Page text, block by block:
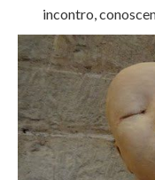
incontro,